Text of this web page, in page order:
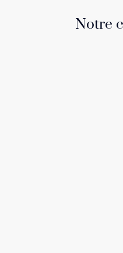
Notre